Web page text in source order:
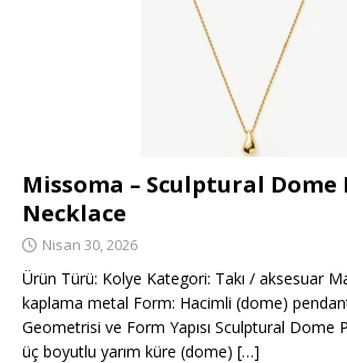
Missoma – Sculptural Dome
Necklace
Nisan 30, 2026
Ürün Türü: Kolye Kategori: Takı / aksesuar
kaplama metal Form: Hacimli (dome)
Geometrisi ve Form Yapısı Sculptural Dome
üç boyutlu yarım küre (dome) […]